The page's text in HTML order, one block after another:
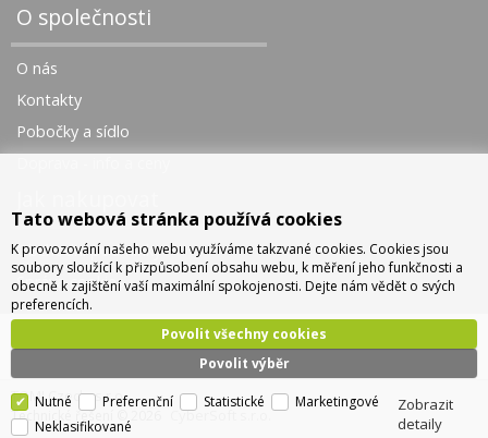
O společnosti
O nás
Kontakty
Pobočky a sídlo
Obchodní podmínky
Správa cookies
TOMI Czech, s.r.o.
Technické řešení © 2026 CyberSoft s.r.o.
Tato webová stránka používá cookies
K provozování našeho webu využíváme takzvané cookies. Cookies jsou
soubory sloužící k přizpůsobení obsahu webu, k měření jeho funkčnosti a
obecně k zajištění vaší maximální spokojenosti. Dejte nám vědět o svých
preferencích.
Povolit výběr
Povolit všechny cookies
Nutné Preferenční Statistické
Marketingové
Neklasifikované
Zobrazit
detaily